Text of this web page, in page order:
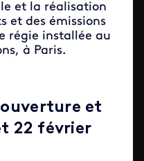
et la réalisation
et des émissions
régie installée au
à Paris.
et
22 février